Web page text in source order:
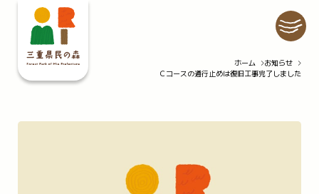
公園での過ごし方
園内マップ
お知らせ
ホーム
お知らせ
Ｃコースの通行止めは復旧工事完了しましたので